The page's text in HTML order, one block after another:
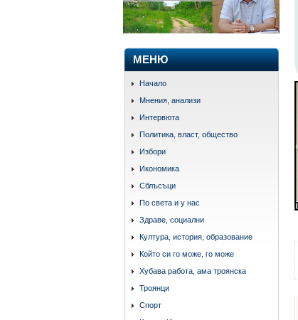
МЕНЮ
Начало
Мнения, анализи
Интервюта
Политика, власт, общество
Избори
Икономика
Сблъсъци
По света и у нас
Здраве, социални
Култура, история, образование
Който си го може, го може
Хубава работа, ама троянска
Троянци
Спорт